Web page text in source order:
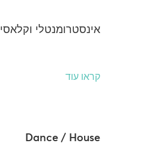
אינסטרומנטלי וקלאסי
קראו עוד
Dance / House